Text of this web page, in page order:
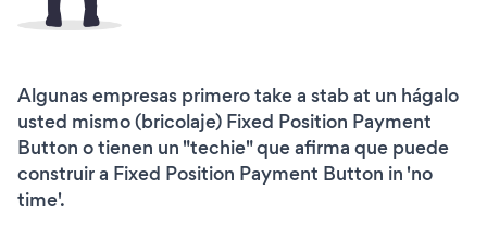
Algunas empresas primero take a stab at un hágalo
usted mismo (bricolaje) Fixed Position Payment
Button o tienen un "techie" que afirma que puede
construir a Fixed Position Payment Button in 'no
time'.